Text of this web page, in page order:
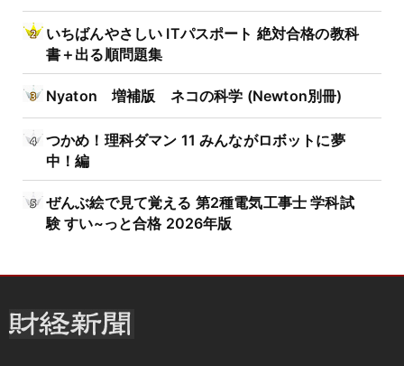
いちばんやさしい ITパスポート 絶対合格の教科
書＋出る順問題集
Nyaton 増補版 ネコの科学 (Newton別冊)
つかめ！理科ダマン 11 みんながロボットに夢
中！編
ぜんぶ絵で見て覚える 第2種電気工事士 学科試
験 すい~っと合格 2026年版